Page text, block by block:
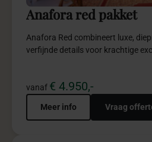
Anafora red pakket
Anafora Red combineert luxe,
verfijnde details voor krachtige
vanaf € 4.950,-
Meer info Vraag